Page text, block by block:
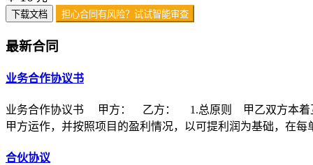
下载文档 担心合同有风险？试试智能审查
最新合同
业务合作协议书
业务合作协议书 甲方： 乙方： 1.总原则 甲乙双方本着互
甲方运作，并按照项目的盈利情况，以可提利润为基础，在每
合伙协议